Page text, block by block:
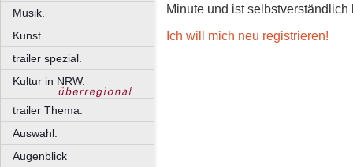
Musik.
Kunst.
trailer spezial.
Kultur in NRW.
trailer Thema.
Auswahl.
Augenblick
Minute und ist selbstverständlich
Ich will mich neu registrieren!